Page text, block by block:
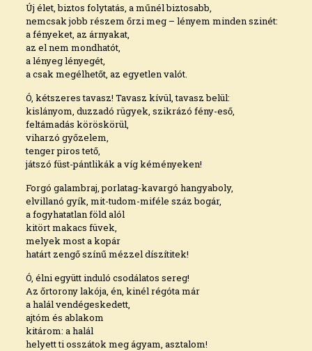
Új élet, biztos folytatás, a műnél biztosabb,
nemcsak jobb részem őrzi meg – lényem minden szinét:
a fényeket, az árnyakat,
az el nem mondhatót,
a lényeg lényegét,
a csak megélhetőt, az egyetlen valót.
Ó, kétszeres tavasz! Tavasz kívül, tavasz belül:
kislányom, duzzadó rügyek, szikrázó fény-eső,
feltámadás köröskörül,
viharzó győzelem,
tenger piros tető,
játszó füst-pántlikák a víg kéményeken!
Forgó galambraj, porlatag-kavargó hangyaboly,
elvillanó gyík, mit-tudom-miféle száz bogár,
a fogyhatatlan föld alól
kitört makacs füvek,
melyek most a kopár
határt zengő színű mézzel díszítitek!
Ó, élni együtt induló csodálatos sereg!
Az őrtorony lakója, én, kinél régóta már
a halál vendégeskedett,
ajtóm és ablakom
kitárom: a halál
helyett ti osszátok meg ágyam, asztalom!